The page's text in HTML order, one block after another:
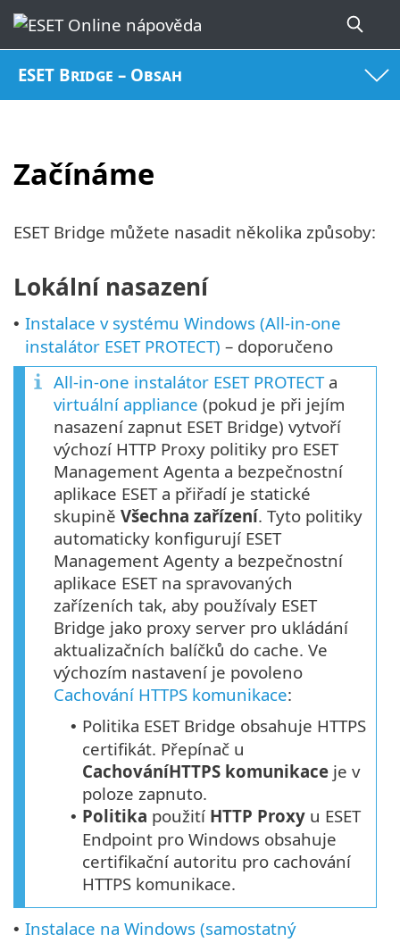
ESET Bridge – Obsah
Začínáme
ESET Bridge můžete nasadit několika způsoby:
Lokální nasazení
• Instalace v systému Windows (All-in-one
instalátor ESET PROTECT) – doporučeno
All-in-one instalátor ESET PROTECTa
virtuální appliance (pokud je při jejím
nasazení zapnut ESET Bridge) vytvoří
výchozí HTTP Proxy politiky pro ESET
Management Agenta a bezpečnostní
aplikace ESET a přiřadí je statické
skupině Všechna zařízení. Tyto politiky
automaticky konfigurují ESET
Management Agenty a bezpečnostní
aplikace ESET na spravovaných
zařízeních tak, aby používaly ESET
Bridge jako proxy server pro ukládání
aktualizačních balíčků do cache. Ve
výchozím nastavení je povoleno
Cachování HTTPS komunikace:
• Politika ESET Bridge obsahuje HTTPS
certifikát. Přepínač u
CachováníHTTPS komunikace je v
poloze zapnuto.
• Politika použití HTTP Proxy u ESET
Endpoint pro Windows obsahuje
certifikační autoritu pro cachování
HTTPS komunikace.
• Instalace na Windows (samostatný